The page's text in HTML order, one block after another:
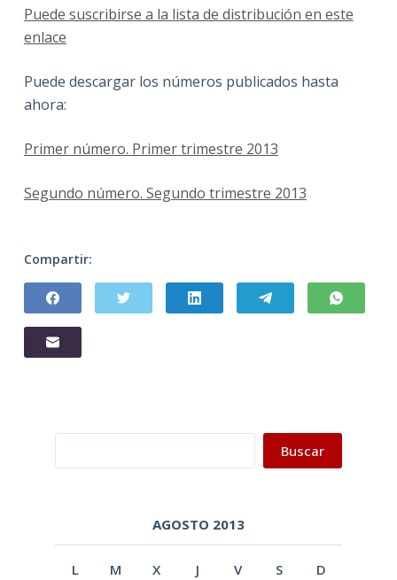
Puede suscribirse a la lista de distribución en este
enlace
Puede descargar los números publicados hasta
ahora:
Primer número. Primer trimestre 2013
Segundo número. Segundo trimestre 2013
Compartir:
Buscar
AGOSTO 2013
L M X J V S D